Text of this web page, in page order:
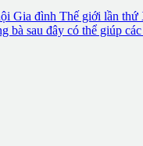
hội Gia đình Thế giới
bà sau đây có thể giúp